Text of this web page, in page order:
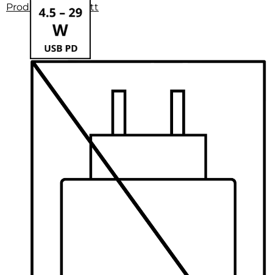
Produktdatenblatt